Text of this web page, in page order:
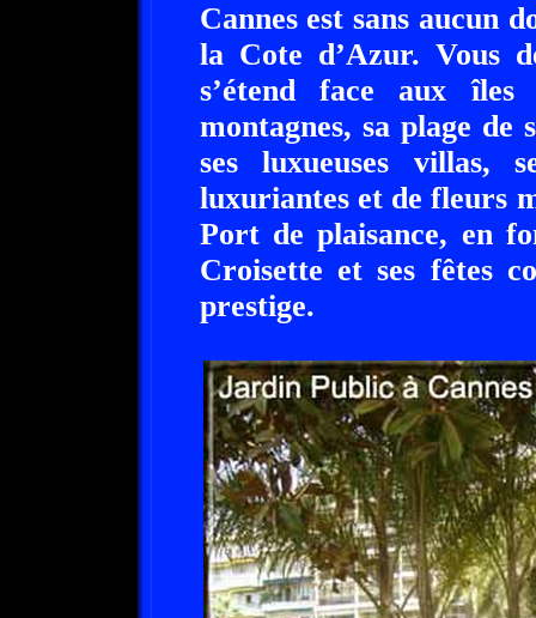
Cannes est sans aucun
la Cote d’Azur. Vous
s’étend face aux
montagnes, sa plage
ses luxueuses villas,
luxuriantes et de fleurs
Port de plaisance, en
Croisette et ses fêtes
prestige.